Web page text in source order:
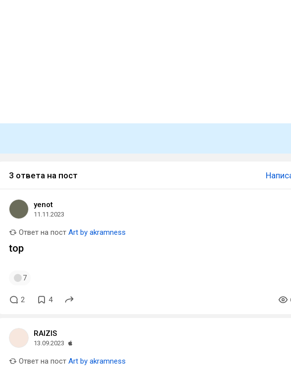
3 ответа на пост
yenot
11.11.2023
Ответ на пост Art by akramness
top
7
2 4
RAIZIS
13.09.2023
Ответ на пост Art by akramness